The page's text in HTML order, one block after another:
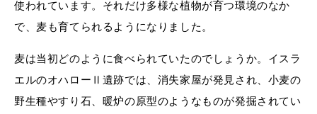
使われています。それだけ多様な植物が育つ環境のなか
で、麦も育てられるようになりました。
麦は当初どのように食べられていたのでしょうか。イスラ
エルのオハローⅡ遺跡では、消失家屋が発見され、小麦の
野生種やすり石、暖炉の原型のようなものが発掘されてい